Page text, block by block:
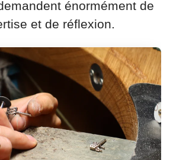
énormément de
et de réflexion.